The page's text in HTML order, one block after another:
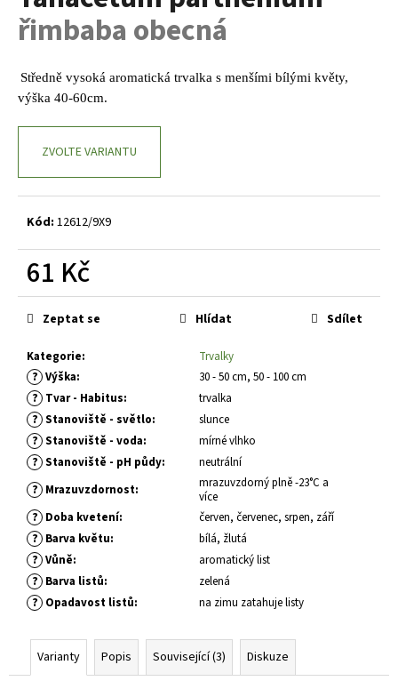
0,0
z
hvězdiček.
řimbaba obecná
Středně vysoká aromatická trvalka s menšími bílými květy,
výška 40-60cm.
ZVOLTE VARIANTU
Kód: 12612/9X9
61 Kč
Měrná
cena:
Kategorie: Trvalky
? Výška: 30 - 50 cm, 50 - 100 cm
? Tvar - Habitus: trvalka
? Stanoviště - světlo: slunce
? Stanoviště - voda: mírné vlhko
? Stanoviště - pH půdy: neutrální
? Mrazuvzdornost:
mrazuvzdorný plně -23°C a
více
? Doba kvetení: červen, červenec, srpen, září
? Barva květu: bílá, žlutá
? Vůně: aromatický list
? Barva listů: zelená
? Opadavost listů: na zimu zatahuje listy
Zeptat se Hlídat Sdílet
Varianty Popis Související (3) Diskuze
a
j
í
t
?
D
o
u
u
e
m
e
HEMEROCALLIS
BOOBY
RUBY
DENIVKA
143